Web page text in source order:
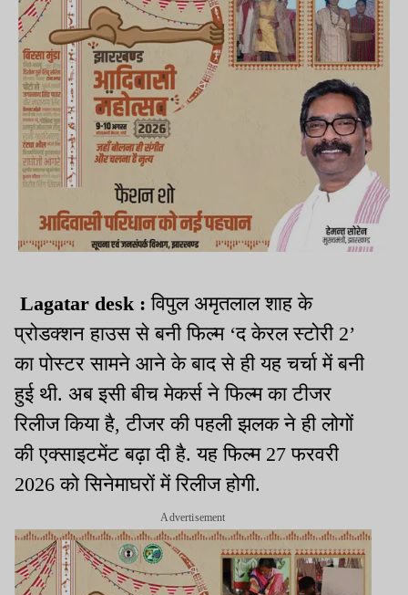
Lagatar desk : विपुल अमृतलाल शाह के
प्रोडक्शन हाउस से बनी फिल्म ‘द केरल स्टोरी 2’
का पोस्टर सामने आने के बाद से ही यह चर्चा में बनी
हुई थी. अब इसी बीच मेकर्स ने फिल्म का टीजर
रिलीज किया है, टीजर की पहली झलक ने ही लोगों
की एक्साइटमेंट बढ़ा दी है. यह फिल्म 27 फरवरी
2026 को सिनेमाघरों में रिलीज होगी.
Advertisement